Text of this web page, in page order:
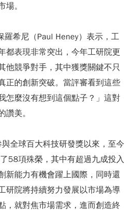
。
羅希尼（Paul Heney）表示，工
都表現非常突出，今年工研院更
他競爭對手，其中獲獎關鍵不只
正的創新突破。當評審看到這些
怎麼沒有想到這個點子？」這對
美。
全球百大科技研發獎以來，至今
58項殊榮，其中有超過九成投入
新能力有機會躍上國際，同時還
研院將持續努力發展以市場為導
，就對焦市場需求，進而創造終